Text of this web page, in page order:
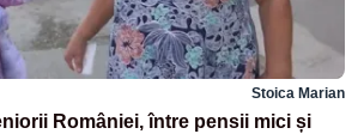
Stoica Marian
României, între pensii mici și